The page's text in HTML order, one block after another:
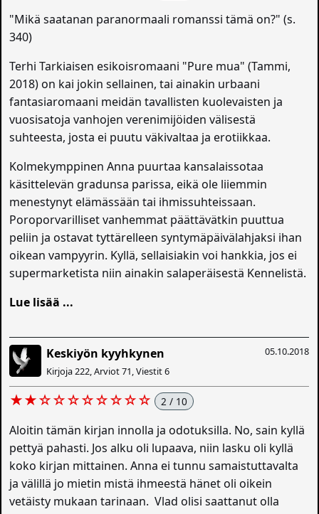
"Mikä saatanan paranormaali romanssi tämä on?" (s.
340)
Terhi Tarkiaisen esikoisromaani "Pure mua" (Tammi,
2018) on kai jokin sellainen, tai ainakin urbaani
fantasiaromaani meidän tavallisten kuolevaisten ja
vuosisatoja vanhojen verenimijöiden välisestä
suhteesta, josta ei puutu väkivaltaa ja erotiikkaa.
Kolmekymppinen Anna puurtaa kansalaissotaa
käsittelevän gradunsa parissa, eikä ole liiemmin
menestynyt elämässään tai ihmissuhteissaan.
Poroporvarilliset vanhemmat päättävätkin puuttua
peliin ja ostavat tyttärelleen syntymäpäivälahjaksi ihan
oikean vampyyrin. Kyllä, sellaisiakin voi hankkia, jos ei
supermarketista niin ainakin salaperäisestä Kennelistä.
Lue lisää ...
05.10.2018
Keskiyön kyyhkynen
Kirjoja 222, Arviot 71, Viestit 6
★★☆☆☆☆☆☆☆☆ 2 / 10
Aloitin tämän kirjan innolla ja odotuksilla. No, sain kyllä
pettyä pahasti. Jos alku oli lupaava, niin lasku oli kyllä
koko kirjan mittainen. Anna ei tunnu samaistuttavalta
ja välillä jo mietin mistä ihmeestä hänet oli oikein
vetäisty mukaan tarinaan. Vlad olisi saattanut olla